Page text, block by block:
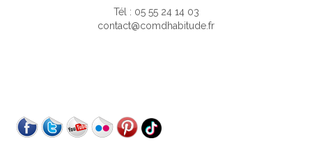
Tél : 05 55 24 14 03
contact@comdhabitude.fr